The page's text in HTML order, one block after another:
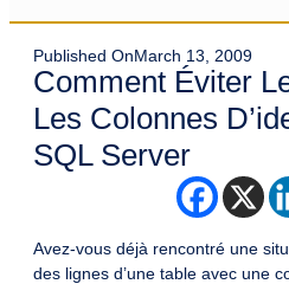
Published OnMarch 13, 2009
Comment Éviter
Les Colonnes
SQL Server
Avez-vous déjà rencontré une
des lignes d’une table avec une